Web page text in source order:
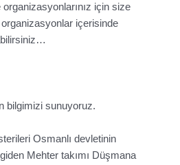
için size
içerisinde
bilgimizi sunuyoruz.
Osmanlı devletinin
Mehter takımı Düşmana